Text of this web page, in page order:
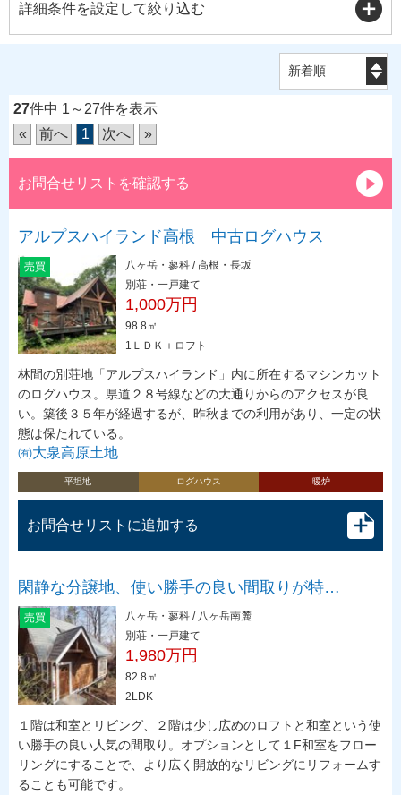
詳細条件を設定して絞り込む
27件中 1～27件を表示
«
前へ 1 次へ »
お問合せリストを確認する
アルプスハイランド高根 中古ログハウス
売買
八ヶ岳・蓼科 / 高根・長坂
別荘・一戸建て
1,000万円
98.8㎡
1ＬＤＫ＋ロフト
林間の別荘地「アルプスハイランド」内に所在するマシンカット
のログハウス。県道２８号線などの大通りからのアクセスが良
い。築後３５年が経過するが、昨秋までの利用があり、一定の状
態は保たれている。
㈲大泉高原土地
平坦地 ログハウス 暖炉
お問合せリストに追加する
閑静な分譲地、使い勝手の良い間取りが特…
売買
八ヶ岳・蓼科 / 八ヶ岳南麓
別荘・一戸建て
1,980万円
82.8㎡
2LDK
１階は和室とリビング、２階は少し広めのロフトと和室という使
い勝手の良い人気の間取り。オプションとして１F和室をフロー
リングにすることで、より広く開放的なリビングにリフォームす
ることも可能です。